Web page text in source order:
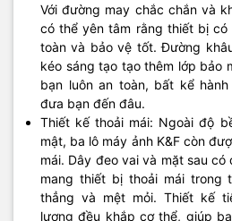
Với đường may chắc chắn và
có thể yên tâm rằng thiết bị
toàn và bảo vệ tốt. Đường
kéo sáng tạo tạo thêm lớp bảo
bạn luôn an toàn, bất kể
đưa bạn đến đâu.
Thiết kế thoải mái: Ngoài độ
mật, ba lô máy ảnh K&F còn
mái. Dây đeo vai và mặt sau
mang thiết bị thoải mái trong
thẳng và mệt mỏi. Thiết kế
lượng đều khắp cơ thể, giúp